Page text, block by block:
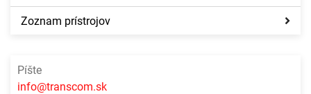
Zoznam prístrojov
Píšte
info@transcom.sk